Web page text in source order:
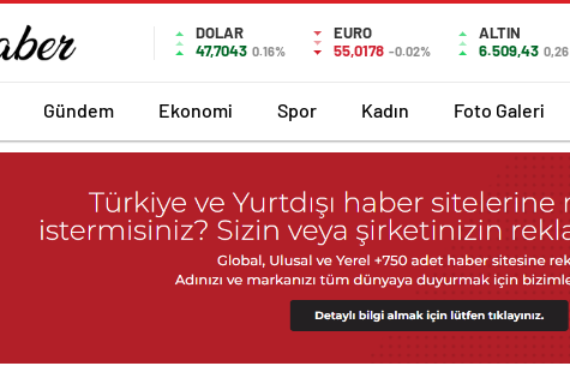
DOLAR
47,7043 0.16%
EURO
55,0178 -0.02%
ALTIN
6.509,43 0,26
Gündem Ekonomi Spor Kadın Foto Galeri